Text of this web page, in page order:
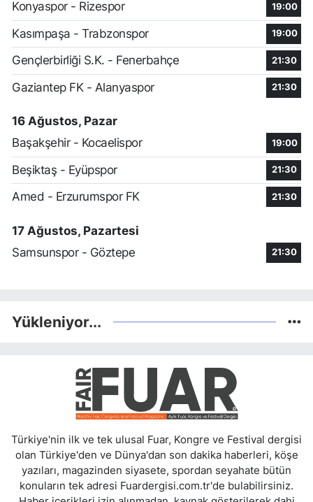
Konyaspor - Rizespor
19:00
Kasımpaşa - Trabzonspor 19:00
Gençlerbirliği S.K. - Fenerbahçe 21:30
Gaziantep FK - Alanyaspor 21:30
16 Ağustos, Pazar
Başakşehir - Kocaelispor
19:00
Beşiktaş - Eyüpspor 21:30
Amed - Erzurumspor FK 21:30
17 Ağustos, Pazartesi
Samsunspor - Göztepe
21:30
Yükleniyor...
Türkiye'nin ilk ve tek ulusal Fuar, Kongre ve Festival dergisi
olan Türkiye'den ve Dünya'dan son dakika haberleri, köşe
yazıları, magazinden siyasete, spordan seyahate bütün
konuların tek adresi Fuardergisi.com.tr'de bulabilirsiniz.